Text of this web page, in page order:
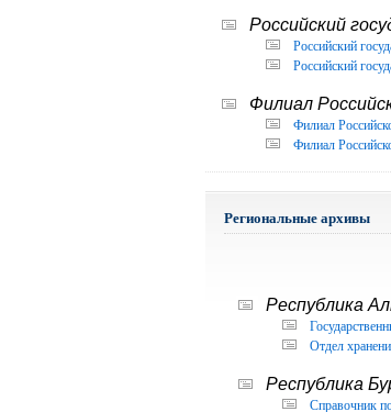
Российский
Российский
Российский
Филиал
Филиал
Филиал
Региональные архивы
Республика
Отдел
Республика
Справочник